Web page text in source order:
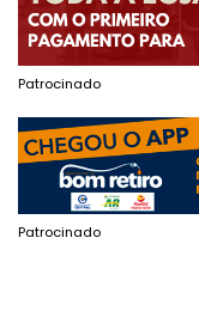
Patrocinado
Patrocinado